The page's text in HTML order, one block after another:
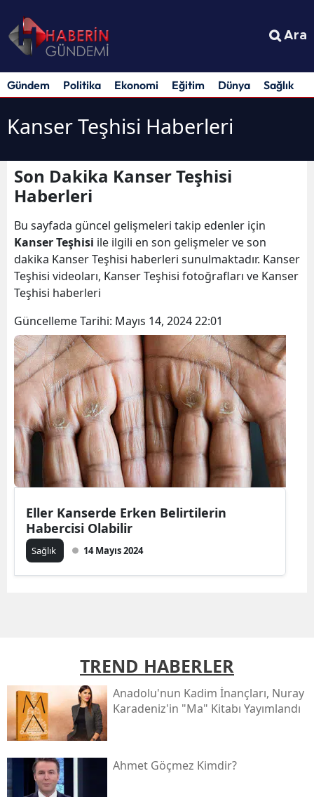
Ara
Gündem Politika Ekonomi Eğitim Dünya Sağlık
Kanser Teşhisi Haberleri
Son Dakika Kanser Teşhisi
Haberleri
Bu sayfada güncel gelişmeleri takip edenler için
Kanser Teşhisi ile ilgili en son gelişmeler ve son
dakika Kanser Teşhisi haberleri sunulmaktadır. Kanser
Teşhisi videoları, Kanser Teşhisi fotoğrafları ve Kanser
Teşhisi haberleri
Güncelleme Tarihi: Mayıs 14, 2024 22:01
Eller Kanserde Erken Belirtilerin
Habercisi Olabilir
Sağlık 14 Mayıs 2024
TREND HABERLER
Anadolu'nun Kadim İnançları, Nuray
Karadeniz'in "ma" Kitabı Yayımlandı
Ahmet Göçmez Kimdir?